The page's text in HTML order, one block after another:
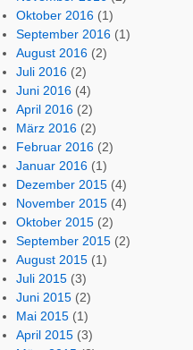
Oktober 2016 (1)
September 2016 (1)
August 2016 (2)
Juli 2016 (2)
Juni 2016 (4)
April 2016 (2)
März 2016 (2)
Februar 2016 (2)
Januar 2016 (1)
Dezember 2015 (4)
November 2015 (4)
Oktober 2015 (2)
September 2015 (2)
August 2015 (1)
Juli 2015 (3)
Juni 2015 (2)
Mai 2015 (1)
April 2015 (3)